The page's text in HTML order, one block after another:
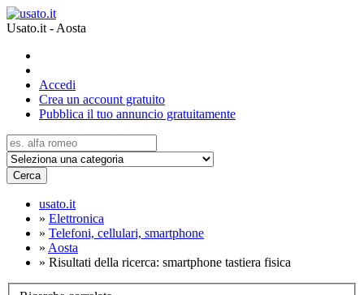
Usato.it - Aosta
Accedi
Crea un account gratuito
Pubblica il tuo annuncio gratuitamente
Cerca
usato.it
» Elettronica
» Telefoni, cellulari, smartphone
» Aosta
» Risultati della ricerca: smartphone tastiera fisica